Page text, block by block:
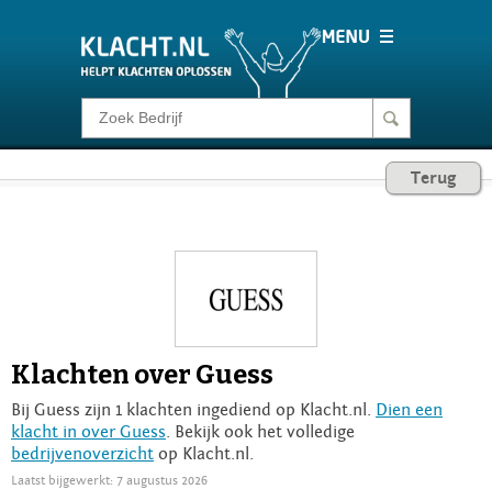
Klacht melden
Login
Terug
Klachten over Guess
Bij Guess zijn 1 klachten ingediend op Klacht.nl. Dien een
klacht in over Guess . Bekijk ook het volledige
bedrijvenoverzicht op Klacht.nl.
Laatst bijgewerkt: 7 augustus 2026